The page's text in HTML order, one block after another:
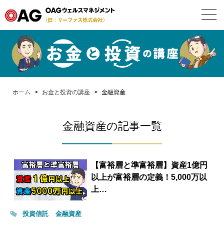
ホーム
IFA
会社案内
ホーム > お金と投資の講座 > 金融資産
金融資産の記事一覧
【富裕層と準富裕層】資産1億円
以上が富裕層の定義！5,000万以
上…
投資信託 金融資産